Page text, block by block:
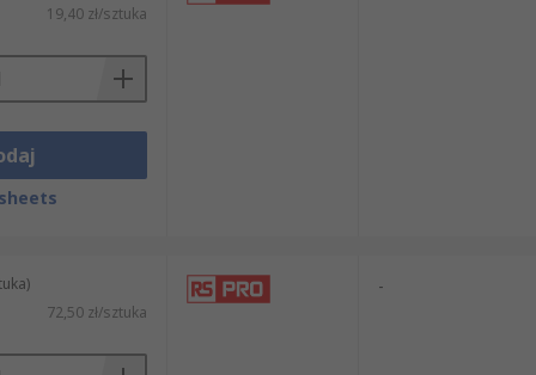
19,40 zł/sztuka
72,50 zł/sztuka
-